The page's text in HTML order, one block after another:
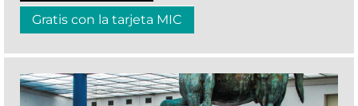
Gratis con la tarjeta MIC